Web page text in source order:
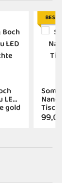
LED
gold
Nano
olivgrün
99,00